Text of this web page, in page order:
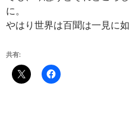
に。
やはり世界は百聞は一見に如
共有: